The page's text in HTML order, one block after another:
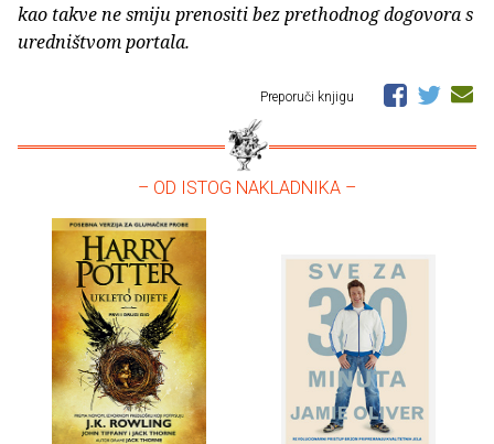
kao takve ne smiju prenositi bez prethodnog dogovora s
uredništvom portala.
Preporuči knjigu
– OD ISTOG NAKLADNIKA –